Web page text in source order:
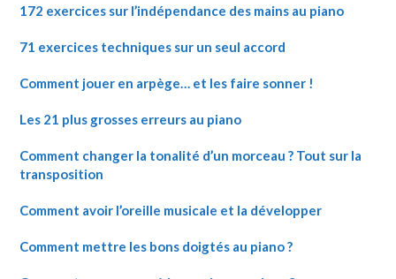
172 exercices sur l’indépendance des mains au piano
71 exercices techniques sur un seul accord
Comment jouer en arpège… et les faire sonner !
Les 21 plus grosses erreurs au piano
Comment changer la tonalité d’un morceau ? Tout sur la
transposition
Comment avoir l’oreille musicale et la développer
Comment mettre les bons doigtés au piano ?